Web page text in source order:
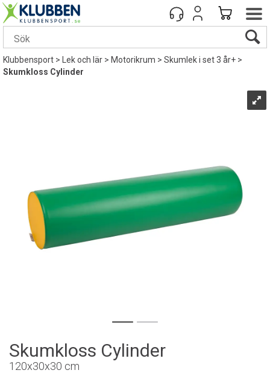
Klubbensport> Lek och lär>Motorikrum>Skumlek i set 3 år+>
Skumkloss Cylinder
Skumkloss Cylinder
120x30x30 cm